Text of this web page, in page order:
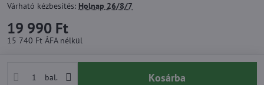
Várható kézbesítés: Holnap 26/8/7
19 990 Ft
15 740 Ft ÁFA nélkül
bal. Kosárba